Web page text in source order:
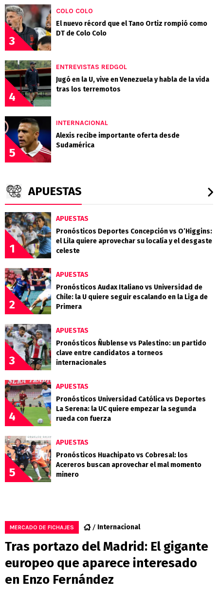
3
COLO COLO
El nuevo récord que el Tano Ortiz rompió como
DT de Colo Colo
4
ENTREVISTAS REDGOL
Jugó en la U, vive en Venezuela y habla de la vida
tras los terremotos
5
INTERNACIONAL
Alexis recibe importante oferta desde
Sudamérica
APUESTAS
1
APUESTAS
Pronósticos Deportes Concepción vs O’Higgins:
el Lila quiere aprovechar su localía y el desgaste
celeste
2
APUESTAS
Pronósticos Audax Italiano vs Universidad de
Chile: la U quiere seguir escalando en la Liga de
Primera
3
APUESTAS
Pronósticos Ñublense vs Palestino: un partido
clave entre candidatos a torneos
internacionales
4
APUESTAS
Pronósticos Universidad Católica vs Deportes
La Serena: la UC quiere empezar la segunda
rueda con fuerza
5
APUESTAS
Pronósticos Huachipato vs Cobresal: los
Acereros buscan aprovechar el mal momento
minero
MERCADO DE FICHAJES Internacional
Tras portazo del Madrid: El gigante
europeo que aparece interesado
en Enzo Fernández